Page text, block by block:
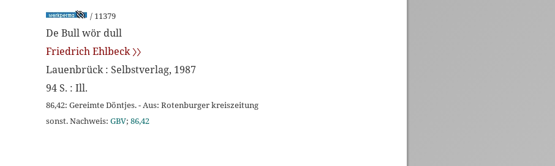
/ 11379
De Bull wör dull
Friedrich Ehlbeck 〉〉
Lauenbrück : Selbstverlag, 1987
94 S. : Ill.
86,42: Gereimte Döntjes. - Aus: Rotenburger kreiszeitung
sonst. Nachweis: GBV; 86,42